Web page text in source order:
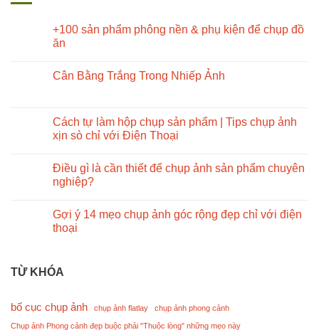
+100 sản phẩm phông nền & phụ kiện để chụp đồ
ăn
Cân Bằng Trắng Trong Nhiếp Ảnh
Cách tự làm hộp chụp sản phẩm | Tips chụp ảnh
xịn sò chỉ với Điện Thoại
Điều gì là cần thiết để chụp ảnh sản phẩm chuyên
nghiệp?
Gợi ý 14 mẹo chụp ảnh góc rộng đẹp chỉ với điện
thoại
TỪ KHÓA
bố cục chụp ảnh chụp ảnh flatlay chụp ảnh phong cảnh
Chụp ảnh Phong cảnh đẹp buộc phải "Thuộc lòng" những mẹo này